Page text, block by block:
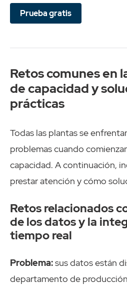
Prueba gratis
Retos comunes en
de capacidad y
prácticas
Todas las plantas se
problemas cuando
capacidad. A continuación,
prestar atención y cómo
Retos relacionados
de los datos y la
tiempo real
Problema:sus datos están
departamento de